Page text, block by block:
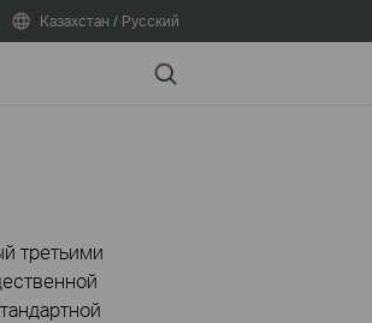
Казахстан / Русский
Search
третьими